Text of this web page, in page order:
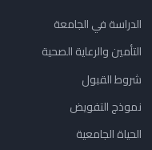
الدراسة في الجامعة
التأمين والرعاية الصحية
شروط القبول
نموذج التفويض
الحياة الجامعية